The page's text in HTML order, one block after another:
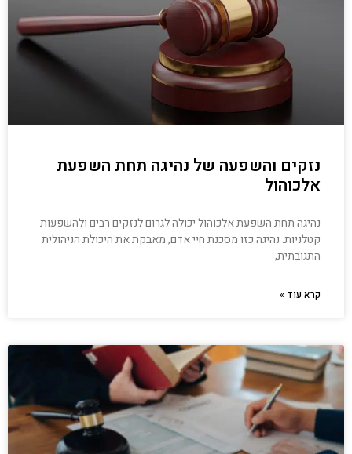
נזקים והשפעה של נהיגה תחת השפעת
אלכוהול
נהיגה תחת השפעת אלכוהול יכולה לגרום לנזקים רבים ולהשפעות
קטלניות. נהיגה כזו מסכנת חיי אדם, מאבקת את היכולת הניהולית
התגובתית,
קרא עוד »